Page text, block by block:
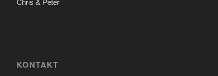
Chris & Peter
KONTAKT